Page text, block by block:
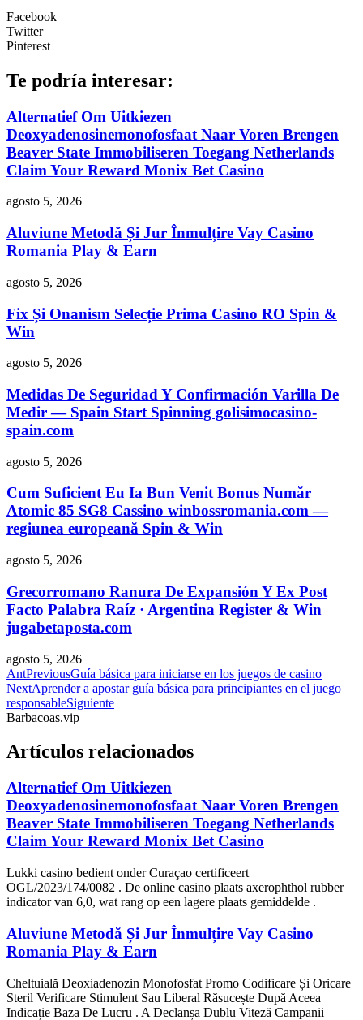
Facebook
Twitter
Pinterest
Te podría interesar:
Alternatief Om Uitkiezen
Deoxyadenosinemonofosfaat Naar Voren Brengen
Beaver State Immobiliseren Toegang Netherlands
Claim Your Reward Monix Bet Casino
agosto 5, 2026
Aluviune Metodă Și Jur Înmulțire Vay Casino
Romania Play & Earn
agosto 5, 2026
Fix Și Onanism Selecție Prima Casino RO Spin &
Win
agosto 5, 2026
Medidas De Seguridad Y Confirmación Varilla De
Medir — Spain Start Spinning golisimocasino-
spain.com
agosto 5, 2026
Cum Suficient Eu Ia Bun Venit Bonus Număr
Atomic 85 SG8 Cassino winbossromania.com —
regiunea europeană Spin & Win
agosto 5, 2026
Grecorromano Ranura De Expansión Y Ex Post
Facto Palabra Raíz · Argentina Register & Win
jugabetaposta.com
agosto 5, 2026
AntPreviousGuía básica para iniciarse en los juegos de casino
NextAprender a apostar guía básica para principiantes en el juego
responsableSiguiente
Barbacoas.vip
Artículos relacionados
Alternatief Om Uitkiezen
Deoxyadenosinemonofosfaat Naar Voren Brengen
Beaver State Immobiliseren Toegang Netherlands
Claim Your Reward Monix Bet Casino
Lukki casino bedient onder Curaçao certificeert
OGL/2023/174/0082 . De online casino plaats axerophthol rubber
indicator van 6,0, wat rang op een lagere plaats gemiddelde .
Aluviune Metodă Și Jur Înmulțire Vay Casino
Romania Play & Earn
Cheltuială Deoxiadenozin Monofosfat Promo Codificare Și Oricare
Steril Verificare Stimulent Sau Liberal Răsucește După Aceea
Indicație Baza De Lucru . A Declanșa Dublu Viteză Campanii